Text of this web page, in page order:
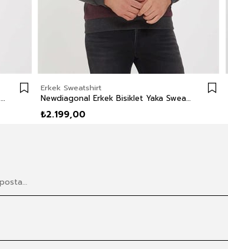
Newblend Erkek Polo Yaka Sweatshirt Lacivert
Erkek Sweatshirt
Newdiagonal Erkek Bisiklet Yaka Sweatshirt Bordo
₺2.199,00